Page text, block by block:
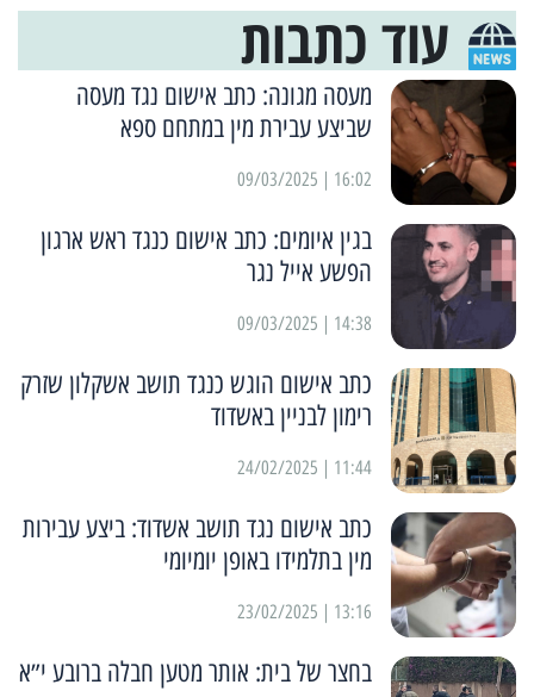
עוד כתבות
מעסה מגונה: כתב אישום נגד מעסה
שביצע עבירת מין במתחם ספא
16:02 | 09/03/2025
בגין איומים: כתב אישום כנגד ראש ארגון
הפשע אייל נגר
14:38 | 09/03/2025
כתב אישום הוגש כנגד תושב אשקלון שזרק
רימון לבניין באשדוד
11:44 | 24/02/2025
כתב אישום נגד תושב אשדוד: ביצע עבירות
מין בתלמידו באופן יומיומי
13:16 | 23/02/2025
בחצר של בית: אותר מטען חבלה ברובע י״א